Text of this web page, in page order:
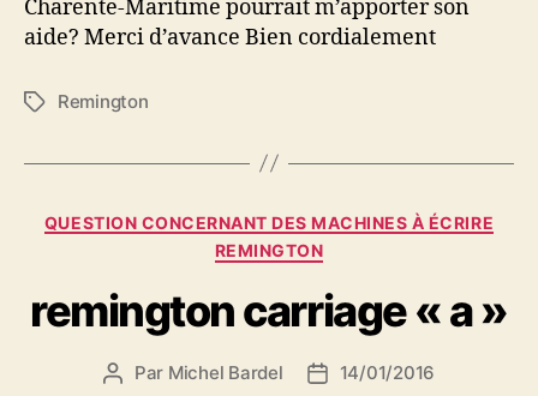
Charente-Maritime pourrait m’apporter son
aide? Merci d’avance Bien cordialement
Étiquettes
Remington
Catégories
QUESTION CONCERNANT DES MACHINES À ÉCRIRE
REMINGTON
remington carriage « a »
Auteur
Par Michel Bardel
Date14/01/2016